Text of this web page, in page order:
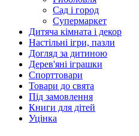
Сад і город
Супермаркет
Дитяча кімната і декор
Настільні ігри, пазли
Догляд за дитиною
Дерев'яні іграшки
Спорттовари
Товари до свята
Під замовлення
Книги для дітей
Уцінка